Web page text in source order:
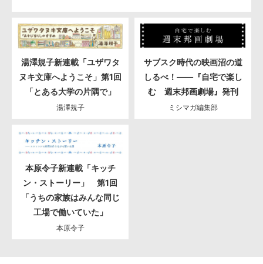
湯澤規子新連載「ユザワタ
ヌキ文庫へようこそ」第1回
「とある大学の片隅で」
湯澤規子
サブスク時代の映画沼の道
しるべ！――『自宅で楽し
む 週末邦画劇場』発刊
ミシマガ編集部
本原令子新連載「キッチ
ン・ストーリー」 第1回
「うちの家族はみんな同じ
工場で働いていた」
本原令子